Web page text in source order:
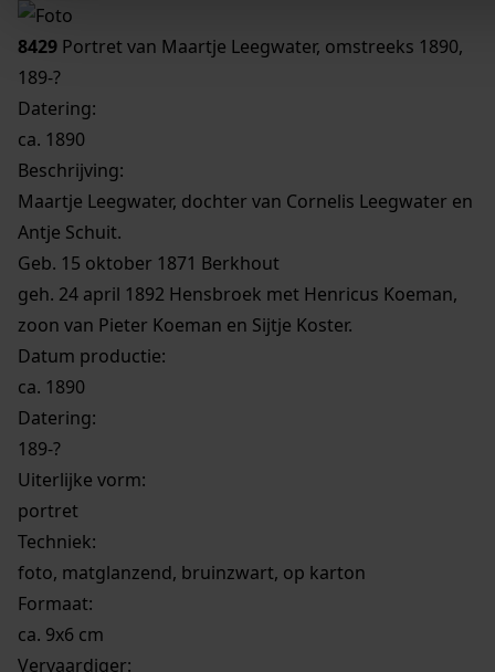
8429 Portret van Maartje Leegwater, omstreeks 1890,
189-?
Datering:
ca. 1890
Beschrijving:
Maartje Leegwater, dochter van Cornelis Leegwater en
Antje Schuit.
Geb. 15 oktober 1871 Berkhout
geh. 24 april 1892 Hensbroek met Henricus Koeman,
zoon van Pieter Koeman en Sijtje Koster.
Datum productie:
ca. 1890
Datering:
189-?
Uiterlijke vorm:
portret
Techniek:
foto, matglanzend, bruinzwart, op karton
Formaat:
ca. 9x6 cm
Vervaardiger: